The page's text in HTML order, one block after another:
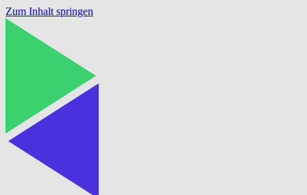
Zum Inhalt springen